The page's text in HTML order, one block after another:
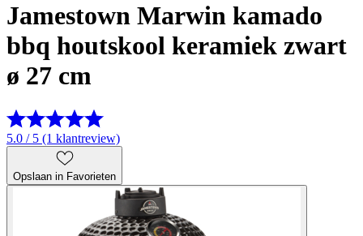
Jamestown Marwin kamado
bbq houtskool keramiek zwart
ø 27 cm
5.0 / 5 (1 klantreview)
Opslaan in Favorieten